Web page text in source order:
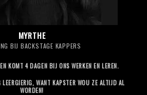
MYRTHE
BIJ BACKSTAGE KAPPERS
KOMT 4 DAGEN BIJ ONS WERKEN EN LEREN.
LEERGIERIG, WANT KAPSTER WOU ZE ALTIJD AL
WORDEN!